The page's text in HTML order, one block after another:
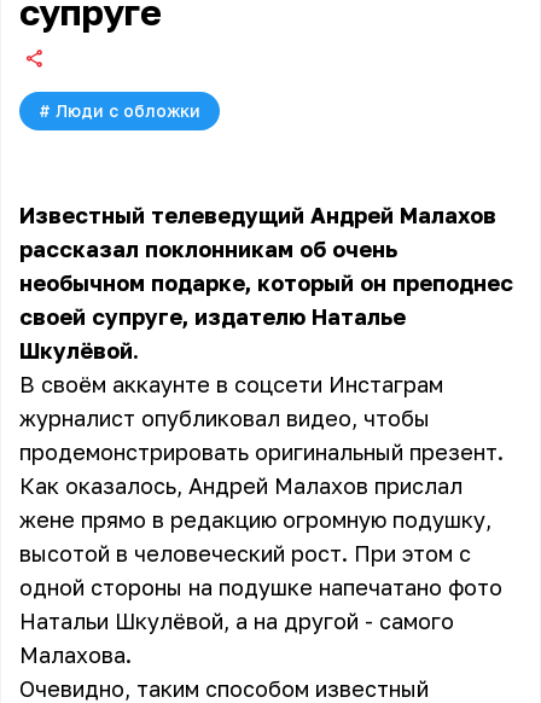
супруге
# Люди с обложки
Известный телеведущий Андрей Малахов
рассказал поклонникам об очень
необычном подарке, который он преподнес
своей супруге, издателю Наталье
Шкулёвой.
В своём аккаунте в соцсети Инстаграм
журналист опубликовал видео, чтобы
продемонстрировать оригинальный презент.
Как оказалось, Андрей Малахов прислал
жене прямо в редакцию огромную подушку,
высотой в человеческий рост. При этом с
одной стороны на подушке напечатано фото
Натальи Шкулёвой, а на другой - самого
Малахова.
Очевидно, таким способом известный